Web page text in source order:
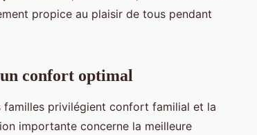
propice au plaisir de tous pendant
confort optimal
familles privilégient confort familial et la
importante concerne la meilleure